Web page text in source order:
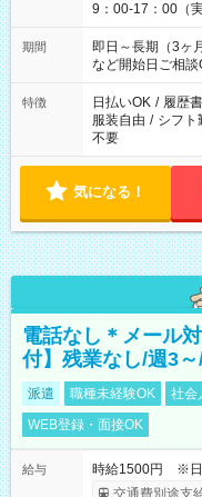
9：00-17：00（
憩1ｈ） 10：00-19：
11：00-20：00（
休憩1ｈ） 12：
期間
即日～長期（3
など開始日ご相談
特徴 日払いOK / 履歴
服装自由 / シフト
不要
気になる！
電話なし＊メール
付】残業なし/週3
派遣 職種未経験OK 社会
WEB登録・面接OK
給与
時給1500円 ※日
交通費別途支